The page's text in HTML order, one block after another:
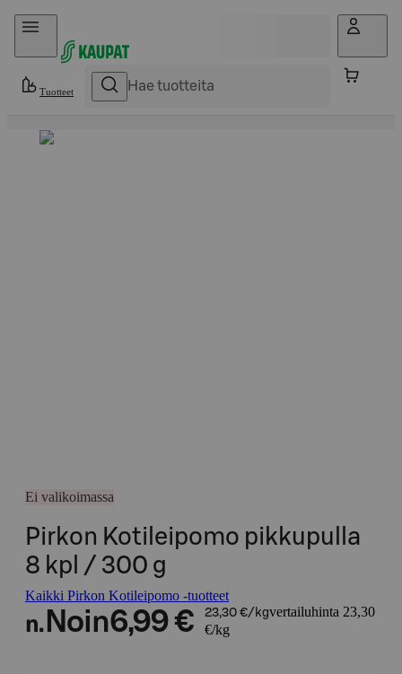
Hyppää sisältöön
Tuotteet
Ei valikoimassa
Pirkon Kotileipomo pikkupulla
8 kpl / 300 g
Kaikki Pirkon Kotileipomo -tuotteet
n. Noin6,99 € 23,30 €/kgvertailuhinta 23,30
€/kg